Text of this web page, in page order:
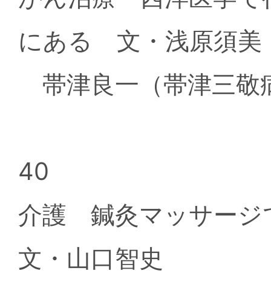
にある 文・浅原須美
帯津良一（帯津三敬
40
介護 鍼灸マッサー
文・山口智史